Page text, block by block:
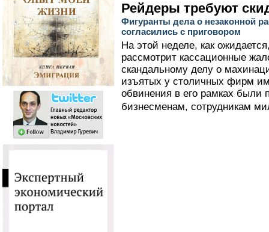
Рейдеры требуют
Фигуранты дела о незаконной
согласились с приговором
На этой неделе, как
рассмотрит кассационные
скандальному делу о
изъятых у столичных фирм
обвинения в его рамках были
бизнесменам, сотрудникам